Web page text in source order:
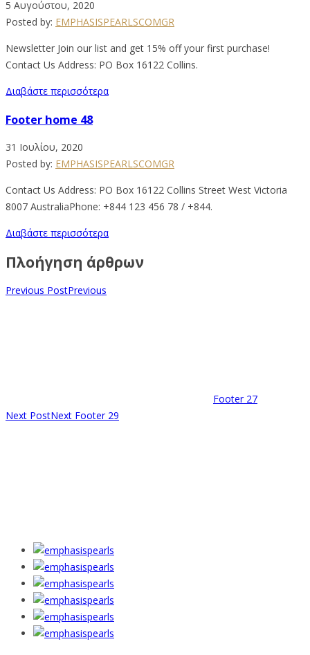
5 Αυγούστου, 2020
Posted by: EMPHASISPEARLSCOMGR
Newsletter Join our list and get 15% off your first purchase!
Contact Us Address: PO Box 16122 Collins.
Διαβάστε περισσότερα
Footer home 48
31 Ιουλίου, 2020
Posted by: EMPHASISPEARLSCOMGR
Contact Us Address: PO Box 16122 Collins Street West Victoria
8007 AustraliaPhone: +844 123 456 78 / +844.
Διαβάστε περισσότερα
Πλοήγηση άρθρων
Previous PostPrevious
Footer 27
Next PostNext Footer 29